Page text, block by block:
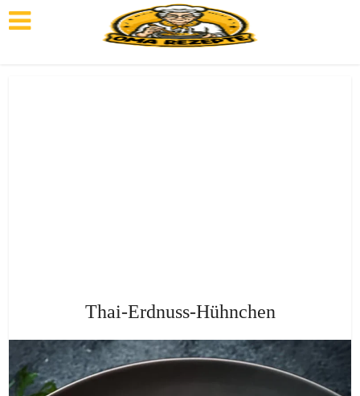
Thai-Erdnuss-Hühnchen